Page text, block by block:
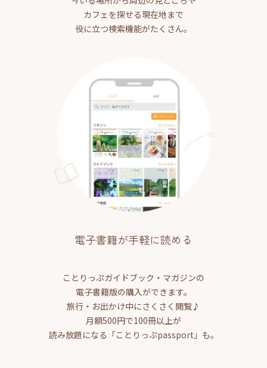
カフェを探せる現在地まで
役に立つ検索機能がたくさん。
電子書籍が手軽に読める
ことりっぷガイドブック・マガジンの
電子書籍版の購入ができます。
旅行・お出かけ中にさくさく閲覧♪
月額500円で100冊以上が
読み放題になる「ことりっぷpassport」も。